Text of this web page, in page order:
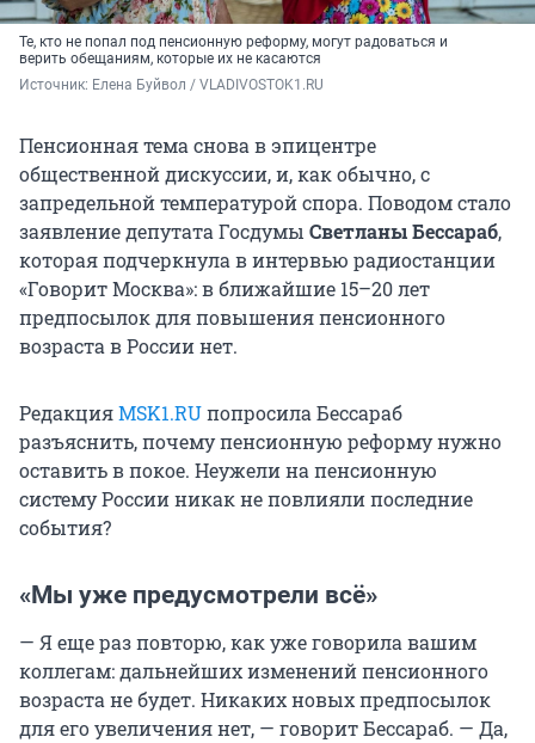
Те, кто не попал под пенсионную реформу, могут радоваться и
верить обещаниям, которые их не касаются
Источник: Елена Буйвол / VLADIVOSTOK1.RU
Пенсионная тема снова в эпицентре
общественной дискуссии, и, как обычно, с
запредельной температурой спора. Поводом стало
заявление депутата Госдумы Светланы Бессараб,
которая подчеркнула в интервью радиостанции
«Говорит Москва»: в ближайшие 15–20 лет
предпосылок для повышения пенсионного
возраста в России нет.
РедакцияMSK1.RUпопросила Бессараб
разъяснить, почему пенсионную реформу нужно
оставить в покое. Неужели на пенсионную
систему России никак не повлияли последние
события?
«Мы уже предусмотрели всё»
— Я еще раз повторю, как уже говорила вашим
коллегам: дальнейших изменений пенсионного
возраста не будет. Никаких новых предпосылок
для его увеличения нет, — говорит Бессараб. — Да,